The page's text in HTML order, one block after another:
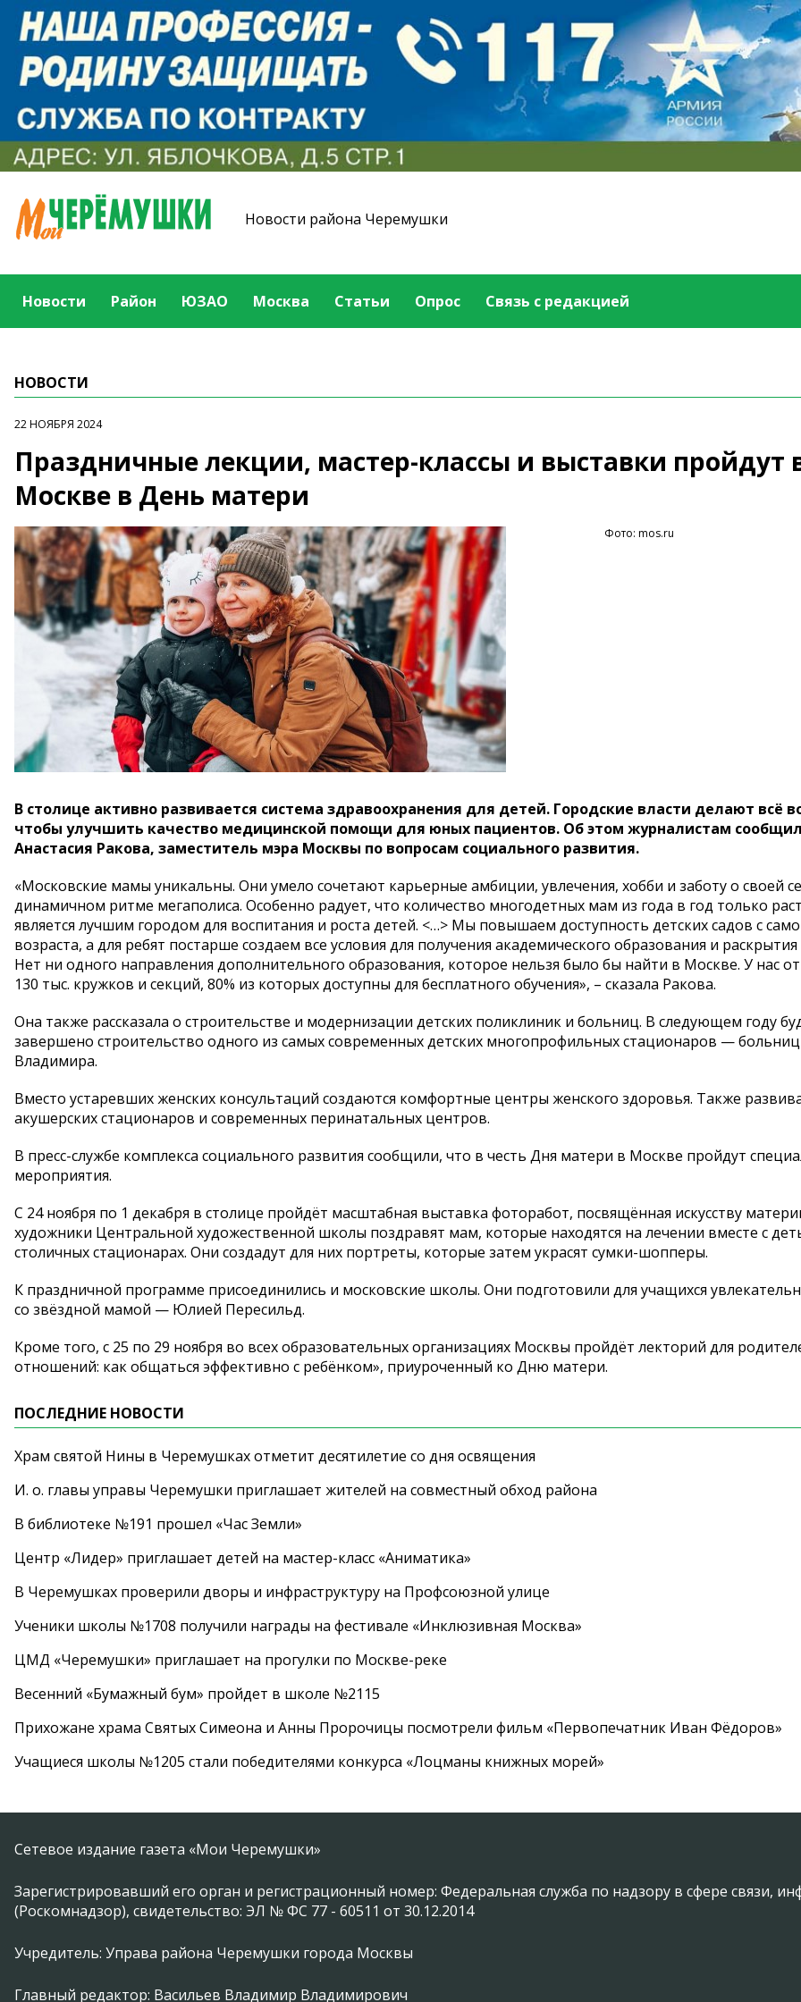
Новости района Черемушки
Новости Район ЮЗАО Москва Статьи Опрос Связь с редакцией
НОВОСТИ
22 НОЯБРЯ 2024
Праздничные лекции, мастер-классы и выставки пройдут
Москве в День матери
Фото: mos.ru
В столице активно развивается система здравоохранения для детей. Городские власти делают всё
чтобы улучшить качество медицинской помощи для юных пациентов. Об этом журналистам
Анастасия Ракова, заместитель мэра Москвы по вопросам социального развития.
«Московские мамы уникальны. Они умело сочетают карьерные амбиции, увлечения, хобби и заботу о своей
динамичном ритме мегаполиса. Особенно радует, что количество многодетных мам из года в год только
является лучшим городом для воспитания и роста детей. <…> Мы повышаем доступность детских садов с
возраста, а для ребят постарше создаем все условия для получения академического образования и
Нет ни одного направления дополнительного образования, которое нельзя было бы найти в Москве. У нас
130 тыс. кружков и секций, 80% из которых доступны для бесплатного обучения», – сказала Ракова.
Она также рассказала о строительстве и модернизации детских поликлиник и больниц. В следующем году
завершено строительство одного из самых современных детских многопрофильных стационаров —
Владимира.
Вместо устаревших женских консультаций создаются комфортные центры женского здоровья. Также
акушерских стационаров и современных перинатальных центров.
В пресс-службе комплекса социального развития сообщили, что в честь Дня матери в Москве пройдут
мероприятия.
С 24 ноября по 1 декабря в столице пройдёт масштабная выставка фоторабот, посвящённая искусству
художники Центральной художественной школы поздравят мам, которые находятся на лечении вместе с
столичных стационарах. Они создадут для них портреты, которые затем украсят сумки-шопперы.
К праздничной программе присоединились и московские школы. Они подготовили для учащихся
со звёздной мамой — Юлией Пересильд.
Кроме того, с 25 по 29 ноября во всех образовательных организациях Москвы пройдёт лекторий для
отношений: как общаться эффективно с ребёнком», приуроченный ко Дню матери.
ПОСЛЕДНИЕ НОВОСТИ
Храм святой Нины в Черемушках отметит десятилетие со дня освящения
И. о. главы управы Черемушки приглашает жителей на совместный обход района
В библиотеке №191 прошел «Час Земли»
Центр «Лидер» приглашает детей на мастер-класс «Аниматика»
В Черемушках проверили дворы и инфраструктуру на Профсоюзной улице
Ученики школы №1708 получили награды на фестивале «Инклюзивная Москва»
ЦМД «Черемушки» приглашает на прогулки по Москве-реке
Весенний «Бумажный бум» пройдет в школе №2115
Прихожане храма Святых Симеона и Анны Пророчицы посмотрели фильм «Первопечатник Иван Фёдоров»
Учащиеся школы №1205 стали победителями конкурса «Лоцманы книжных морей»
Сетевое издание газета «Мои Черемушки»
Зарегистрировавший его орган и регистрационный номер: Федеральная служба по надзору в сфере связи,
(Роскомнадзор), свидетельство: ЭЛ № ФС 77 - 60511 от 30.12.2014
Учредитель: Управа района Черемушки города Москвы
Главный редактор: Васильев Владимир Владимирович